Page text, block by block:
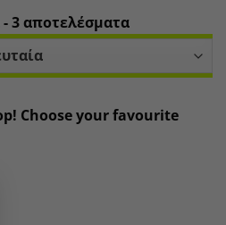
3 αποτελέσματαSorted
by
Choose your favourite